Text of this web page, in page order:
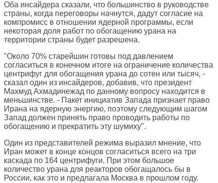
Оба инсайдера сказали, что большинство в руководстве
страны, когда переговоры начнутся, дадут согласие на
компромисс в отношении ядерной программы, если
некоторая доля работ по обогащению урана на
территории страны будет разрешена.
"Около 70% старейшин готовы под давлением
согласиться в конечном итоге на ограничение количества
центрифуг для обогащения урана до сотен или тысяч, -
сказал один из инсайдеров, добавив, что президент
Махмуд Ахмадинежад по данному вопросу находится в
меньшинстве. - Пакет инициатив Запада признает право
Ирана на ядерную энергию, поэтому следующим шагом
Запад должен принять право проводить работы по
обогащению и прекратить эту шумиху".
Один из представителей режима выразил мнение, что
Иран может в конце концов согласиться всего на три
каскада по 164 центрифуги. При этом большое
количество урана для реакторов обогащалось бы в
России, как это и предлагала Москва в прошлом году.